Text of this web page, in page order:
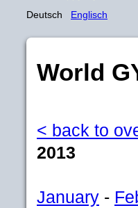
Deutsch Englisch
World
< back to
2013
January -